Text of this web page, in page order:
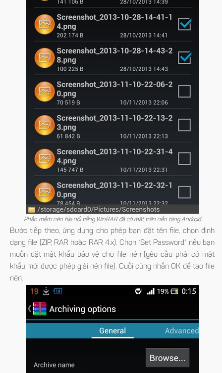
Phần mềm nén file nổi tiếng WinRAR đã có mặt trên nền tảng Android
Bước tiếp theo, ứng dụng cho phép bạn đặt tên file, chọn định
dạng file (ZIP, RAR hoặc RAR 4.x). Chọn “Set Password” nếu bạn
muốn đặt mật khẩu bảo vệ cho file nén (yêu cầu phải có mật
khẩu mới được phép giải nén file). Cuối cùng nhấn OK để tạo file
nén.